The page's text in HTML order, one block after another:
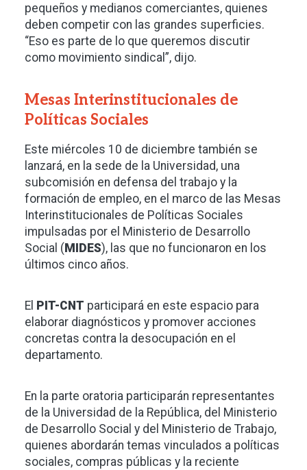
pequeños y medianos comerciantes, quienes
deben competir con las grandes superficies.
“Eso es parte de lo que queremos discutir
como movimiento sindical”, dijo.
Mesas Interinstitucionales de
Políticas Sociales
Este miércoles 10 de diciembre también se
lanzará, en la sede de la Universidad, una
subcomisión en defensa del trabajo y la
formación de empleo, en el marco de las Mesas
Interinstitucionales de Políticas Sociales
impulsadas por el Ministerio de Desarrollo
Social ( MIDES), las que no funcionaron en los
últimos cinco años.
El PIT-CNT participará en este espacio para
elaborar diagnósticos y promover acciones
concretas contra la desocupación en el
departamento.
En la parte oratoria participarán representantes
de la Universidad de la República, del Ministerio
de Desarrollo Social y del Ministerio de Trabajo,
quienes abordarán temas vinculados a políticas
sociales, compras públicas y la reciente